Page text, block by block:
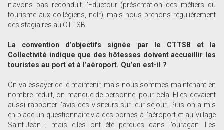
n’avons pas reconduit l’Eductour (présentation des métiers du
tourisme aux collégiens, ndlr), mais nous prenons régulièrement
des stagiaires au CTTSB.
La convention d’objectifs signée par le CTTSB et la
Collectivité indique que des hôtesses doivent accueillir les
touristes au port et à l’aéroport. Qu’en est-il ?
On va essayer de le maintenir, mais nous sommes maintenant en
nombre réduit, on manque de personnel pour cela. Elles devaient
aussi rapporter l’avis des visiteurs sur leur séjour. Puis on a mis
en place un questionnaire via des bornes à l’aéroport et au Village
Saint-Jean ; mais elles ont été perdues dans l’ouragan. Les